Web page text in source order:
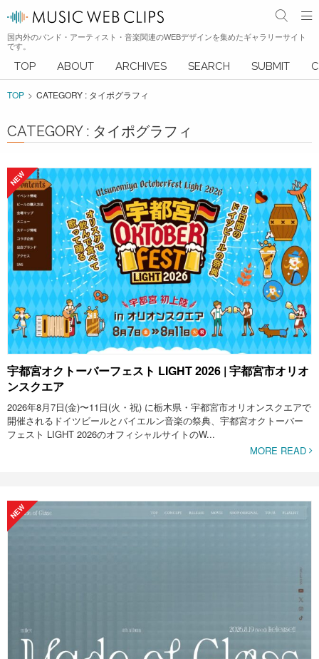
国内外のバンド・アーティスト・音楽関連のWEBデザインを集めたギャラリーサイト
です。
TOP ABOUT ARCHIVES SEARCH SUBMIT
TOP CATEGORY : タイポグラフィ
CATEGORY : タイポグラフィ
宇都宮オクトーバーフェスト LIGHT 2026 | 宇都宮市オリオ
ンスクエア
2026年8月7日(金)〜11日(火・祝) に栃木県・宇都宮市オリオンスクエアで
開催されるドイツビールとバイエルン音楽の祭典、宇都宮オクトーバー
フェスト LIGHT 2026のオフィシャルサイトのW...
MORE READ